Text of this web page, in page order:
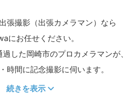
張撮影（出張カメラマン）なら
にお任せください。
した岡崎市のプロカメラマンが、
時間に記念撮影に伺います。
続きを表示